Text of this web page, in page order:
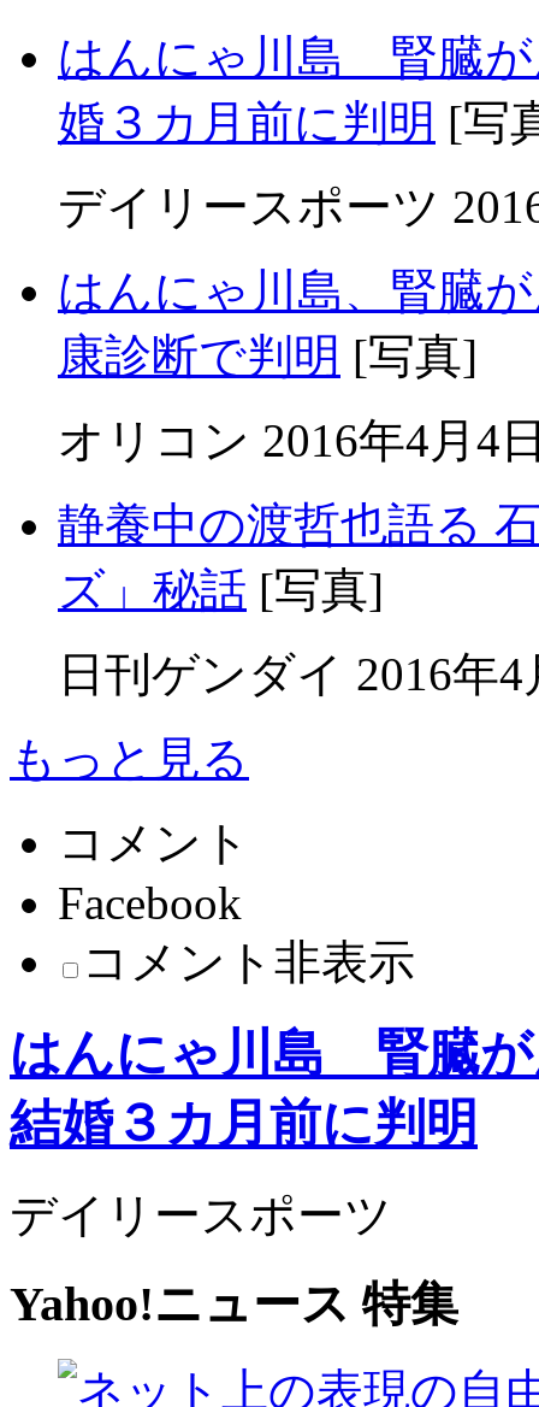
はんにゃ川島 腎臓
婚３カ月前に判明 [写
デイリースポーツ
はんにゃ川島、腎臓
康診断で判明 [写真]
オリコン 2016年4月4
静養中の渡哲也語る
ズ」秘話 [写真]
日刊ゲンダイ 2016年
もっと見る
コメント
Facebook
コメント非表示
はんにゃ川島 腎臓
結婚３カ月前に判明
デイリースポーツ
Yahoo!ニュース 特集